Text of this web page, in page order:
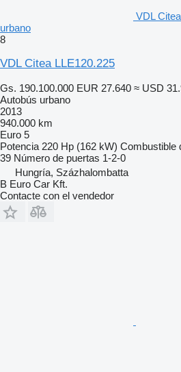
VDL
urbano
8
VDL Citea LLE120.225
Gs. 190.100.000 EUR 27.640 ≈ USD
Autobús urbano
2013
940.000 km
Euro 5
Potencia 220 Hp (162 kW) Combustible
39 Número de puertas 1-2-0
Hungría, Százhalombatta
B Euro Car Kft.
Contacte con el vendedor